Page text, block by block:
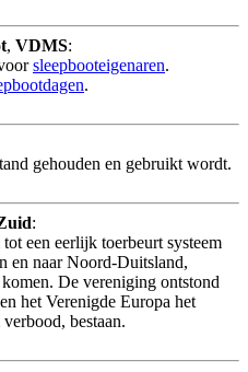
, VDMS:
sleepbooteigenaren.
.
gehouden en gebruikt wordt.
:
een eerlijk toerbeurt systeem
en naar Noord-Duitsland,
De vereniging ontstond
het Verenigde Europa het
bestaan.